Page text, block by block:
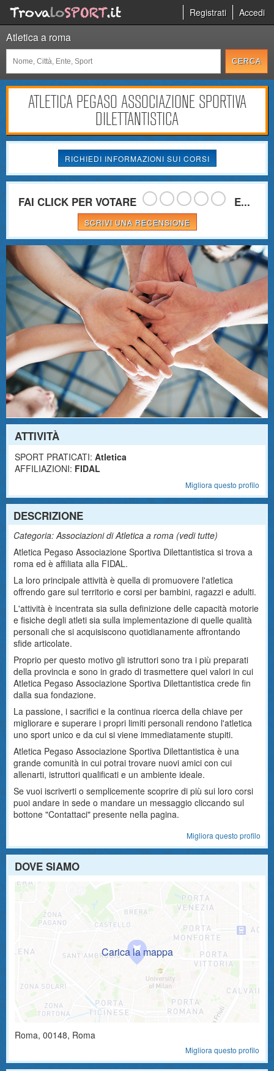
Registrati Accedi
Atletica a roma
ATLETICA PEGASO ASSOCIAZIONE SPORTIVA
DILETTANTISTICA
RICHIEDI INFORMAZIONI SUI CORSI
FAI CLICK PER VOTARE E...
SCRIVI UNA RECENSIONE
ATTIVITÀ
SPORT PRATICATI: Atletica
AFFILIAZIONI: FIDAL
Migliora questo profilo
DESCRIZIONE
Categoria: Associazioni di Atletica a roma (vedi tutte)
Atletica Pegaso Associazione Sportiva Dilettantistica si trova a
roma ed è affiliata alla FIDAL.
La loro principale attività è quella di promuovere l'atletica
offrendo gare sul territorio e corsi per bambini, ragazzi e adulti.
L'attività è incentrata sia sulla definizione delle capacità motorie
e fisiche degli atleti sia sulla implementazione di quelle qualità
personali che si acquisiscono quotidianamente affrontando
sfide articolate.
Proprio per questo motivo gli istruttori sono tra i più preparati
della provincia e sono in grado di trasmettere quei valori in cui
Atletica Pegaso Associazione Sportiva Dilettantistica crede fin
dalla sua fondazione.
La passione, i sacrifici e la continua ricerca della chiave per
migliorare e superare i propri limiti personali rendono l'atletica
uno sport unico e da cui si viene immediatamente stupiti.
Atletica Pegaso Associazione Sportiva Dilettantistica è una
grande comunità in cui potrai trovare nuovi amici con cui
allenarti, istruttori qualificati e un ambiente ideale.
Se vuoi iscriverti o semplicemente scoprire di più sui loro corsi
puoi andare in sede o mandare un messaggio cliccando sul
bottone "Contattaci" presente nella pagina.
Migliora questo profilo
DOVE SIAMO
Roma, 00148, Roma
Migliora questo profilo